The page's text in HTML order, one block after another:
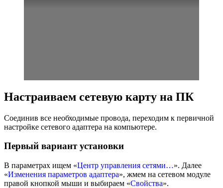
Настраиваем сетевую карту на ПК
Соединив все необходимые провода, переходим к первичной
настройке сетевого адаптера на компьютере.
Первый вариант установки
В параметрах ищем «Центр управления сетями…». Далее
«Изменения параметров адаптера», жмем на сетевом модуле
правой кнопкой мыши и выбираем «Свойства».